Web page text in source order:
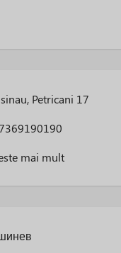
Petricani 17
mai mult